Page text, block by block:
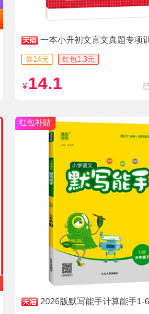
一本小升初文言文真题专项
券14元 红包1.3元
¥ 14.1
红包补贴
2026版默写能手计算能手1-